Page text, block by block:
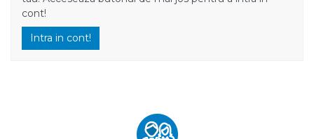
cont!
Intra in cont!